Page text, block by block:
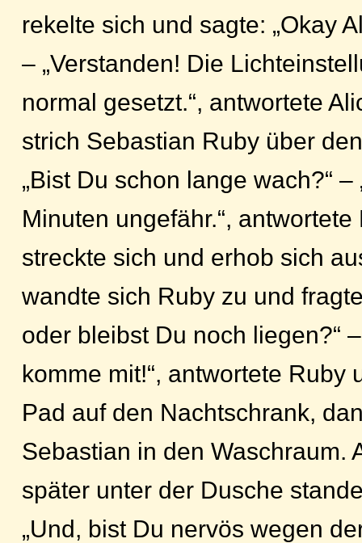
rekelte sich und sagte: „Okay
– „Verstanden! Die
normal gesetzt.“, antwortete
strich Sebastian Ruby über
„Bist Du schon lange wach?“ –
Minuten ungefähr.“,
streckte sich und erhob sich
wandte sich Ruby zu und
oder bleibst Du noch liegen?“
komme mit!“, antwortete Ruby
Pad auf den Nachtschrank,
Sebastian in den Waschraum.
später unter der Dusche
„Und, bist Du nervös wegen